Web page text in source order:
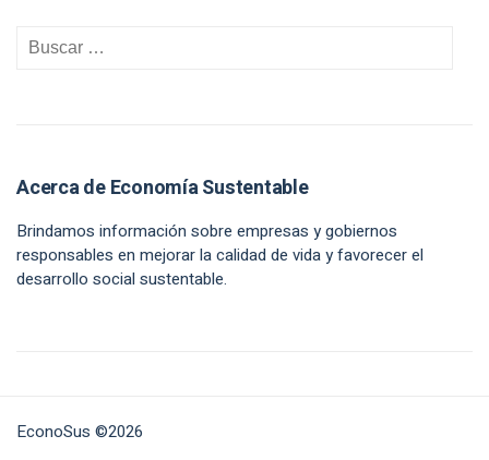
Acerca de Economía Sustentable
Brindamos información sobre empresas y gobiernos
responsables en mejorar la calidad de vida y favorecer el
desarrollo social sustentable.
EconoSus ©2026